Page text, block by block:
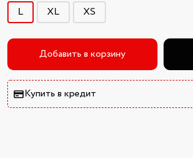
L XL XS
Добавить в корзину
Купить в кредит